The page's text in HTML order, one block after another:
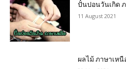
ปั๋นปอนวันเกิด
11 August 2021
ผลไม้ ภาษาเหนื